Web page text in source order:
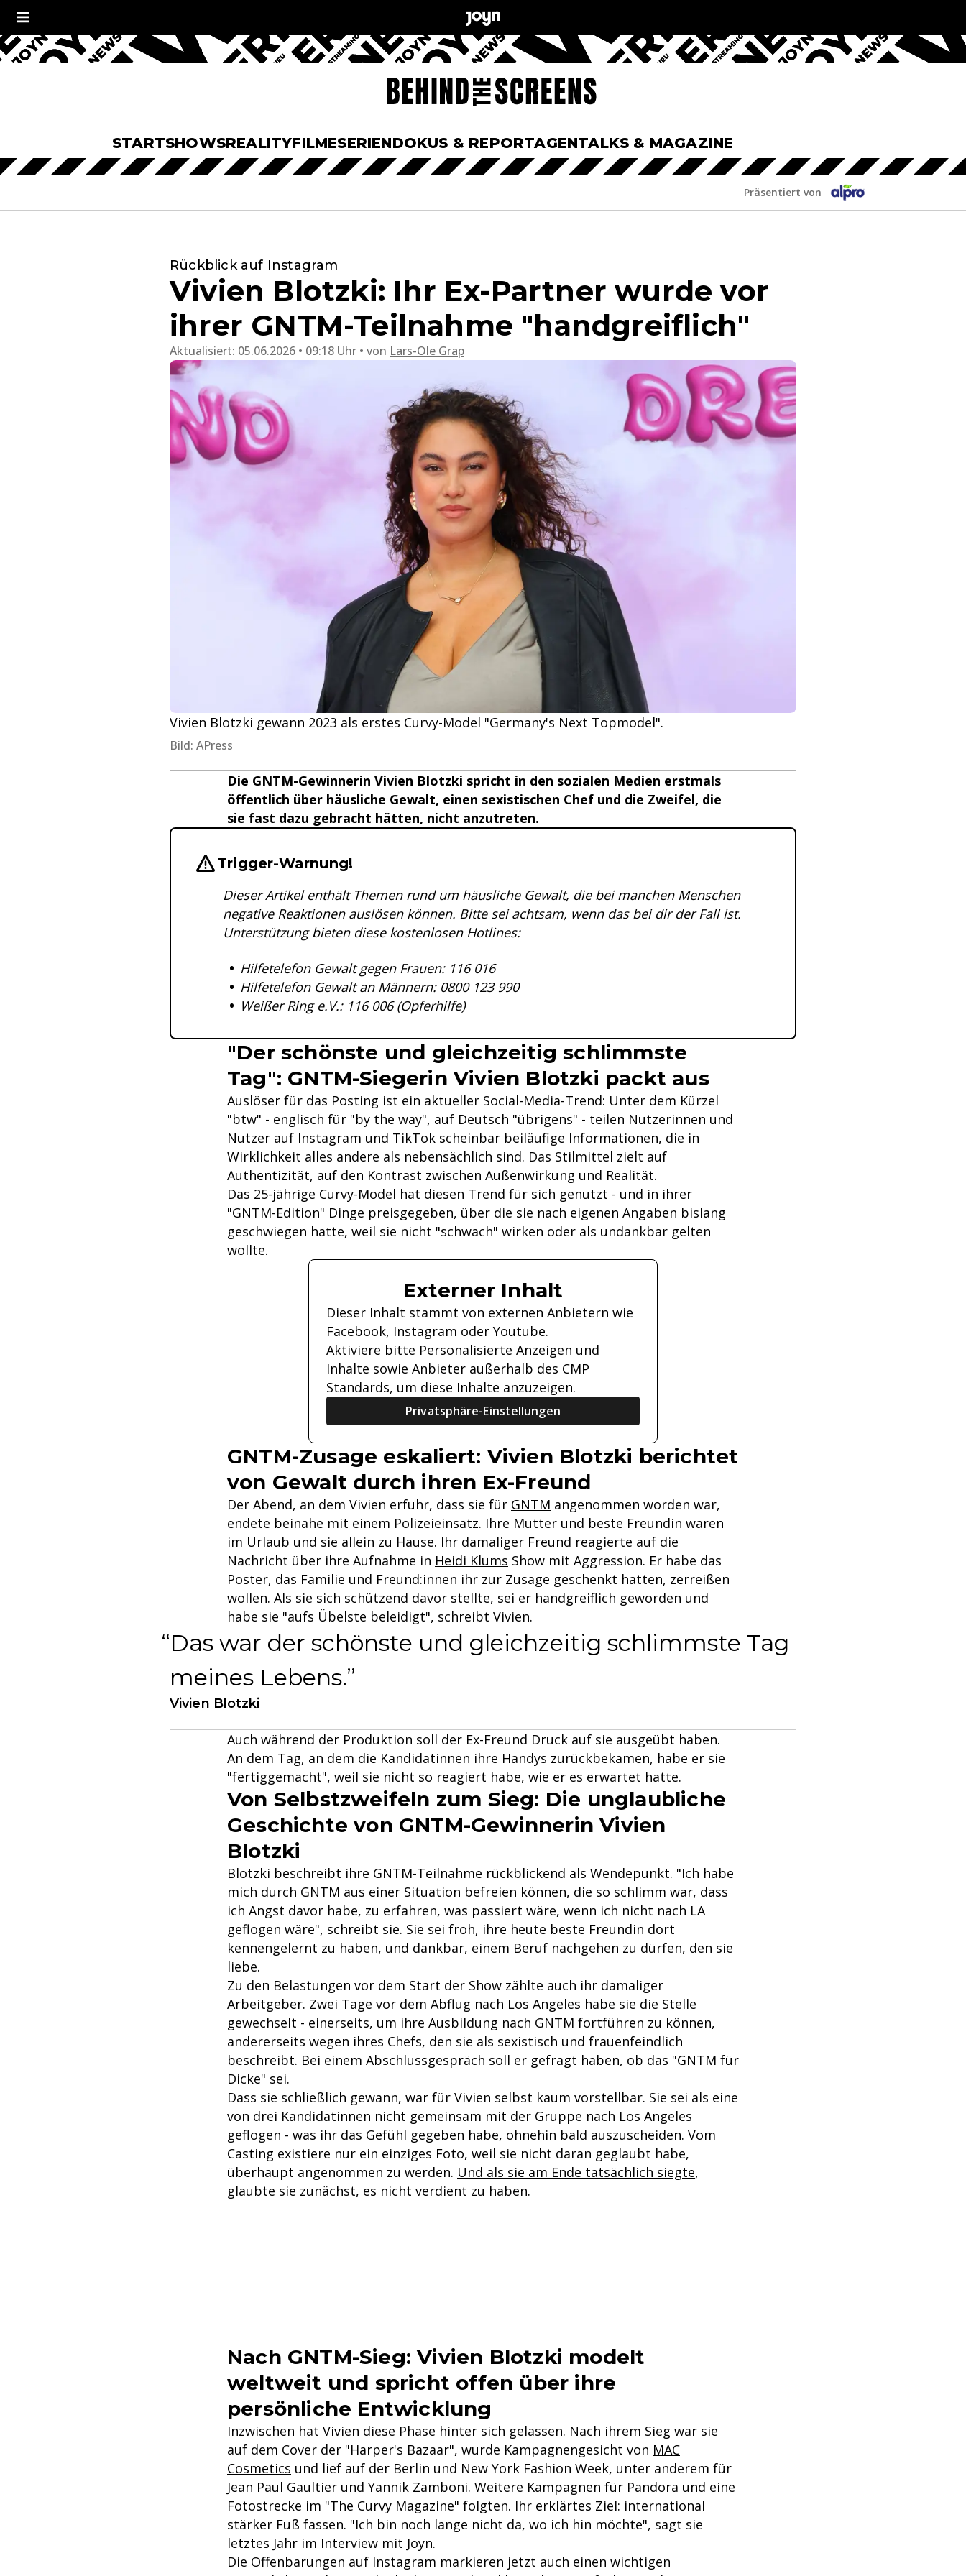
STARTSHOWSREALITYFILMESERIENDOKUS & REPORTAGENTALKS & MAGAZINE
Präsentiert von
Rückblick auf Instagram
Vivien Blotzki: Ihr Ex-Partner wurde vor
ihrer GNTM-Teilnahme "handgreiflich"
Aktualisiert: 05.06.2026 • 09:18 Uhr von Lars-Ole Grap
Vivien Blotzki gewann 2023 als erstes Curvy-Model "Germany's Next Topmodel".
Bild: APress
Die GNTM-Gewinnerin Vivien Blotzki spricht in den sozialen Medien erstmals
öffentlich über häusliche Gewalt, einen sexistischen Chef und die Zweifel, die
sie fast dazu gebracht hätten, nicht anzutreten.
Wichtige Hinweise & Informationen zum Inhalt
Trigger-Warnung!
Dieser Artikel enthält Themen rund um häusliche Gewalt, die bei manchen Menschen
negative Reaktionen auslösen können. Bitte sei achtsam, wenn das bei dir der Fall ist.
Unterstützung bieten diese kostenlosen Hotlines:
Hilfetelefon Gewalt gegen Frauen: 116 016
Hilfetelefon Gewalt an Männern: 0800 123 990
Weißer Ring e.V.: 116 006 (Opferhilfe)
"Der schönste und gleichzeitig schlimmste
Tag": GNTM-Siegerin Vivien Blotzki packt aus
Auslöser für das Posting ist ein aktueller Social-Media-Trend: Unter dem Kürzel
"btw" - englisch für "by the way", auf Deutsch "übrigens" - teilen Nutzerinnen und
Nutzer auf Instagram und TikTok scheinbar beiläufige Informationen, die in
Wirklichkeit alles andere als nebensächlich sind. Das Stilmittel zielt auf
Authentizität, auf den Kontrast zwischen Außenwirkung und Realität.
Das 25-jährige Curvy-Model hat diesen Trend für sich genutzt - und in ihrer
"GNTM-Edition" Dinge preisgegeben, über die sie nach eigenen Angaben bislang
geschwiegen hatte, weil sie nicht "schwach" wirken oder als undankbar gelten
wollte.
Externer Inhalt
Dieser Inhalt stammt von externen Anbietern wie
Facebook, Instagram oder Youtube.
Aktiviere bitte Personalisierte Anzeigen und
Inhalte sowie Anbieter außerhalb des CMP
Standards, um diese Inhalte anzuzeigen.
Privatsphäre-Einstellungen
GNTM-Zusage eskaliert: Vivien Blotzki berichtet
von Gewalt durch ihren Ex-Freund
Der Abend, an dem Vivien erfuhr, dass sie für GNTM angenommen worden war,
endete beinahe mit einem Polizeieinsatz. Ihre Mutter und beste Freundin waren
im Urlaub und sie allein zu Hause. Ihr damaliger Freund reagierte auf die
Nachricht über ihre Aufnahme in Heidi Klums Show mit Aggression. Er habe das
Poster, das Familie und Freund:innen ihr zur Zusage geschenkt hatten, zerreißen
wollen. Als sie sich schützend davor stellte, sei er handgreiflich geworden und
habe sie "aufs Übelste beleidigt", schreibt Vivien.
Das war der schönste und gleichzeitig schlimmste Tag
meines Lebens.
Vivien Blotzki
Auch während der Produktion soll der Ex-Freund Druck auf sie ausgeübt haben.
An dem Tag, an dem die Kandidatinnen ihre Handys zurückbekamen, habe er sie
"fertiggemacht", weil sie nicht so reagiert habe, wie er es erwartet hatte.
Von Selbstzweifeln zum Sieg: Die unglaubliche
Geschichte von GNTM-Gewinnerin Vivien
Blotzki
Blotzki beschreibt ihre GNTM-Teilnahme rückblickend als Wendepunkt. "Ich habe
mich durch GNTM aus einer Situation befreien können, die so schlimm war, dass
ich Angst davor habe, zu erfahren, was passiert wäre, wenn ich nicht nach LA
geflogen wäre", schreibt sie. Sie sei froh, ihre heute beste Freundin dort
kennengelernt zu haben, und dankbar, einem Beruf nachgehen zu dürfen, den sie
liebe.
Zu den Belastungen vor dem Start der Show zählte auch ihr damaliger
Arbeitgeber. Zwei Tage vor dem Abflug nach Los Angeles habe sie die Stelle
gewechselt - einerseits, um ihre Ausbildung nach GNTM fortführen zu können,
andererseits wegen ihres Chefs, den sie als sexistisch und frauenfeindlich
beschreibt. Bei einem Abschlussgespräch soll er gefragt haben, ob das "GNTM für
Dicke" sei.
Dass sie schließlich gewann, war für Vivien selbst kaum vorstellbar. Sie sei als eine
von drei Kandidatinnen nicht gemeinsam mit der Gruppe nach Los Angeles
geflogen - was ihr das Gefühl gegeben habe, ohnehin bald auszuscheiden. Vom
Casting existiere nur ein einziges Foto, weil sie nicht daran geglaubt habe,
überhaupt angenommen zu werden. Und als sie am Ende tatsächlich siegte,
glaubte sie zunächst, es nicht verdient zu haben.
Nach GNTM-Sieg: Vivien Blotzki modelt
weltweit und spricht offen über ihre
persönliche Entwicklung
Inzwischen hat Vivien diese Phase hinter sich gelassen. Nach ihrem Sieg war sie
auf dem Cover der "Harper's Bazaar", wurde Kampagnengesicht von MAC
Cosmetics und lief auf der Berlin und New York Fashion Week, unter anderem für
Jean Paul Gaultier und Yannik Zamboni. Weitere Kampagnen für Pandora und eine
Fotostrecke im "The Curvy Magazine" folgten. Ihr erklärtes Ziel: international
stärker Fuß fassen. "Ich bin noch lange nicht da, wo ich hin möchte", sagt sie
letztes Jahr im Interview mit Joyn.
Die Offenbarungen auf Instagram markieren jetzt auch einen wichtigen